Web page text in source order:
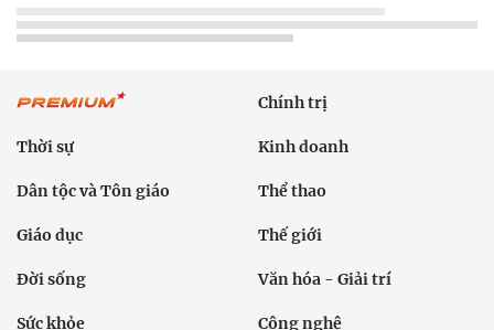
Chính trị
Thời sự Kinh doanh
Dân tộc và Tôn giáo Thể thao
Giáo dục Thế giới
Đời sống Văn hóa - Giải trí
Sức khỏe Công nghệ